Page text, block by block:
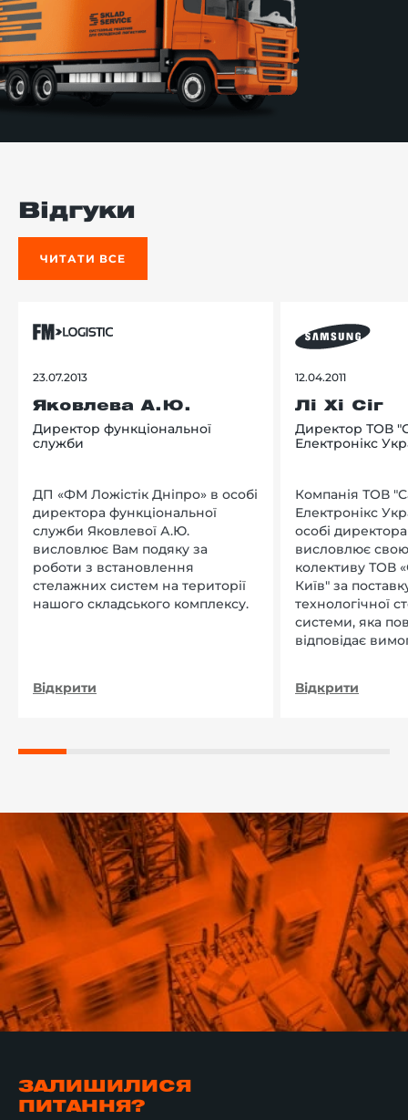
Відгуки
ЧИТАТИ ВСЕ
23.07.2013
Яковлева А.Ю.
Директор функціональної
служби
ДП «ФМ Ложістік Дніпро» в особі
директора функціональної
служби Яковлевої А.Ю.
висловлює Вам подяку за
роботи з встановлення
стелажних систем на території
нашого складського комплексу.
Відкрити
12.04.2011
Лі Хі Сіг
Директор ТОВ
Електронікс
Компанія ТОВ
Електронікс
особі
висловлює
колективу ТОВ
Київ" за
технологічної
системи, яка
відповідає
Відкрити
ЗАЛИШИЛИСЯ
ПИТАННЯ?